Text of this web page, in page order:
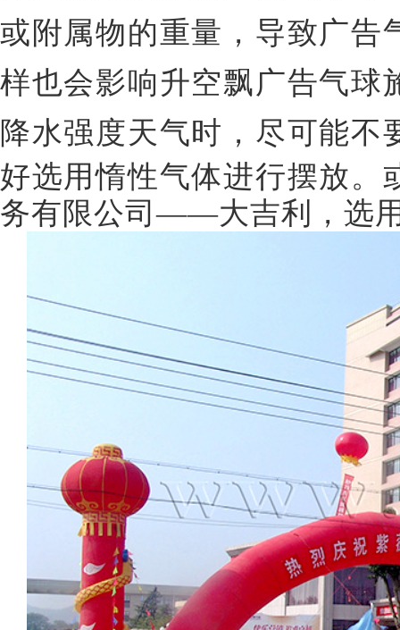
或附属物的重量，导致广告
样也会影响升空飘广告气球
降水强度天气时，尽可能
好选用惰性气体进行摆放。
务有限公司——大吉利，选